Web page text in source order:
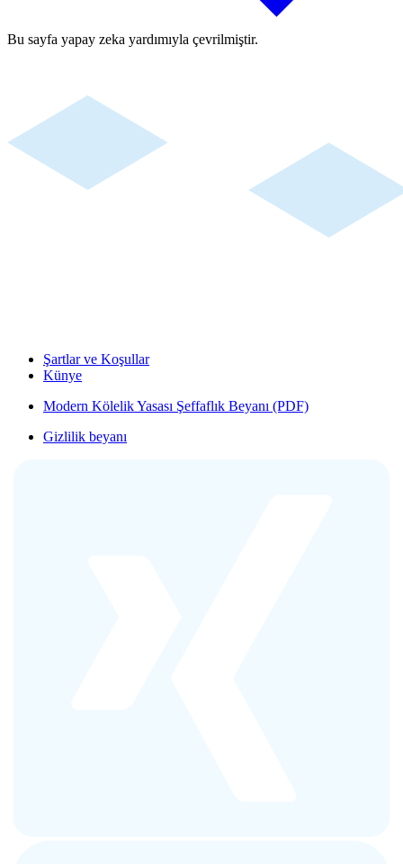
Bu sayfa yapay zeka yardımıyla çevrilmiştir.
Şartlar ve Koşullar
Künye
Modern Kölelik Yasası Şeffaflık Beyanı (PDF)
Gizlilik beyanı